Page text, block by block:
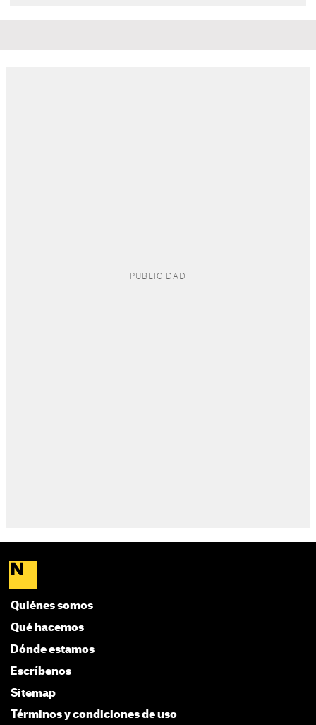
Quiénes somos
Qué hacemos
Dónde estamos
Escríbenos
Sitemap
Términos y condiciones de uso